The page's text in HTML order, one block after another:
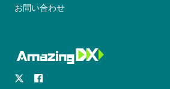
お問い合わせ